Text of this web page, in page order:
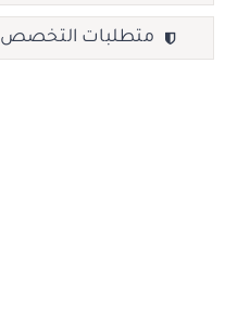
متطلبات التخصص